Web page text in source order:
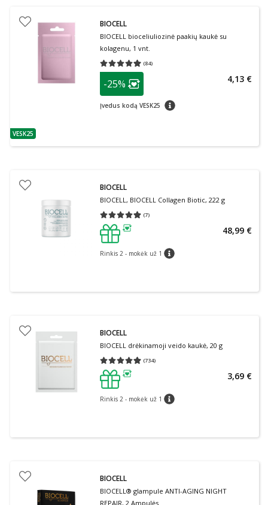
patarimas
VESK25
BIOCELL
BIOCELL bioceliuliozinė paakių kaukė su
kolagenu, 1 vnt.
(84)
Vidutinis įvertinimas 4.95
patarimas
Lojalumo klubo narių nuolaida
-25%
Įvedus kodą VESK25 patarimas
4,13 €
BIOCELL
BIOCELL, BIOCELL Collagen Biotic, 222 g
(7)
Vidutinis įvertinimas 4.86
patarimas
Rinkis 2 - mokėk už 1 patarimas
48,99 €
BIOCELL
BIOCELL drėkinamoji veido kaukė, 20 g
(734)
Vidutinis įvertinimas 4.91
patarimas
Rinkis 2 - mokėk už 1 patarimas
3,69 €
BIOCELL
BIOCELL® glampule ANTI-AGING NIGHT
REPAIR, 2 Ampulės